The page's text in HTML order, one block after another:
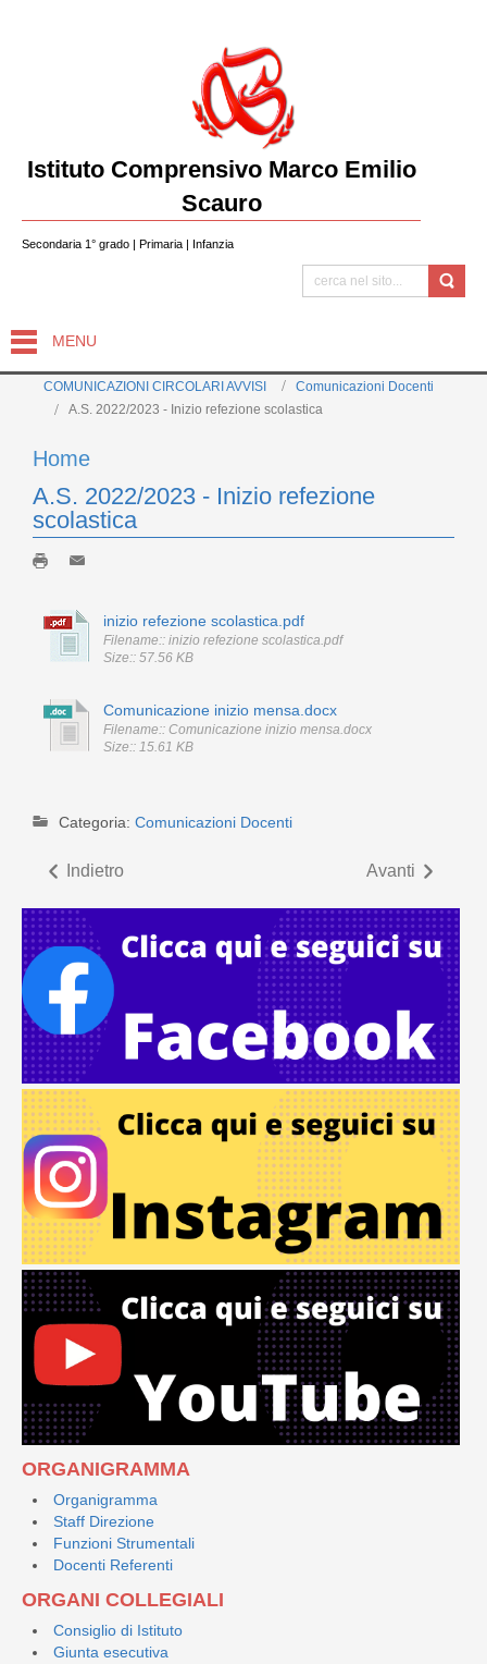
Istituto Comprensivo Marco Emilio
Scauro
Secondaria 1° grado | Primaria | Infanzia
MENU
COMUNICAZIONI CIRCOLARI AVVISI
Comunicazioni Docenti
A.S. 2022/2023 - Inizio refezione scolastica
ORGANIGRAMMA
Organigramma
Staff Direzione
Funzioni Strumentali
Docenti Referenti
ORGANI COLLEGIALI
Consiglio di Istituto
Giunta esecutiva
Home
A.S. 2022/2023 - Inizio refezione
scolastica
inizio refezione scolastica.pdf
Filename:: inizio refezione scolastica.pdf
Size:: 57.56 KB
Comunicazione inizio mensa.docx
Filename:: Comunicazione inizio mensa.docx
Size:: 15.61 KB
Categoria: Comunicazioni Docenti
Indietro Avanti